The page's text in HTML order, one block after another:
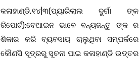
ଭୁବନେଶ୍ୱର, 08/03/ 26: ସାମାଜିକ ଅନୁଷ୍ଠାନ
"ସଶକ୍ତ ଓଡିଶା"ପକ୍ଷରୁ ସ୍ଥାନୀୟ ସିଆରପି
ସ୍ଥିତ କାର୍ଯ୍ୟାଳୟ ଠାରେ "ବିଶ୍ୱ ମହିଳା ଦିବସ
-2026 ଆବାହକ ବିଜୟ କୁମାର ପ୍ରଧାନଙ୍କ